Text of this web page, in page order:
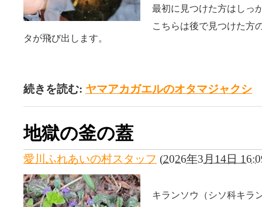
最初に見つけた方はしっ
こちらは後で見つけた方
タが飛び出します。
続きを読む: ヤマアカガエルのオタマジャクシ
地獄の釜の蓋
愛川ふれあいの村スタッフ (2026年3月14日
キランソウ（シソ科キラ